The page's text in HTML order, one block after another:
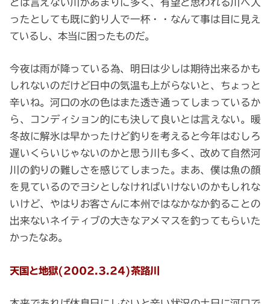
とは言えない川があまりに多く、有望と思われる川へ入
ったとしても既に釣り人で一杯・・なんて事は目に見え
ているし、本当に困ったものだ。
今夜は雨が降っている為、明日は少しは期待出来るかも
しれないのだけど日中の気温も上がらないと、ちょっと
辛いね。河口の水の色はまた透き通ってしまっているか
ら、コンディション的にも決して良いとは言えない。暖
冬故に解氷は早かったけど釣りを考えると今年はむしろ
遅いくらいじゃないのかと思う川も多く、改めて自然河
川の釣りの難しさを感じてしまった。まあ、僕は魚の顔
を見ているのでヨシとしなければいけないのかもしれな
いけど、やはりお客さんに本州ではなかなか釣ることの
出来ないネイティブの大きなアメマスを釣ってもらいた
かったなあ。
天国と地獄(2002.3.24)茶路川